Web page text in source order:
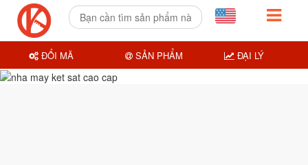
ĐỔI MÃ SẢN PHẨM ĐẠI LÝ